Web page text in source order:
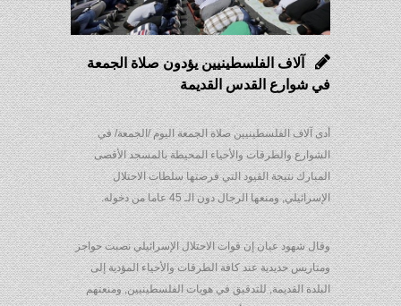
آلاف الفلسطينيين يؤدون صلاة الجمعة
في شوارع القدس القديمة
أدى آلاف الفلسطينيين صلاة الجمعة اليوم /الجمعة/ في
الشوارع والطرقات والأحياء المحيطة بالمسجد الأقصى
المبارك نتيجة القيود التي فرضتها سلطات الاحتلال
الإسرائيلي, ومنعها الرجال دون الـ 45 عاما من دخوله.
وقال شهود عيان إن قوات الاحتلال الإسرائيلي نصبت حواجز
ومتاريس حديدية عند كافة الطرقات والأحياء المؤدية إلى
البلدة القديمة, للتدقيق في هويات الفلسطينيين, ومنعتهم